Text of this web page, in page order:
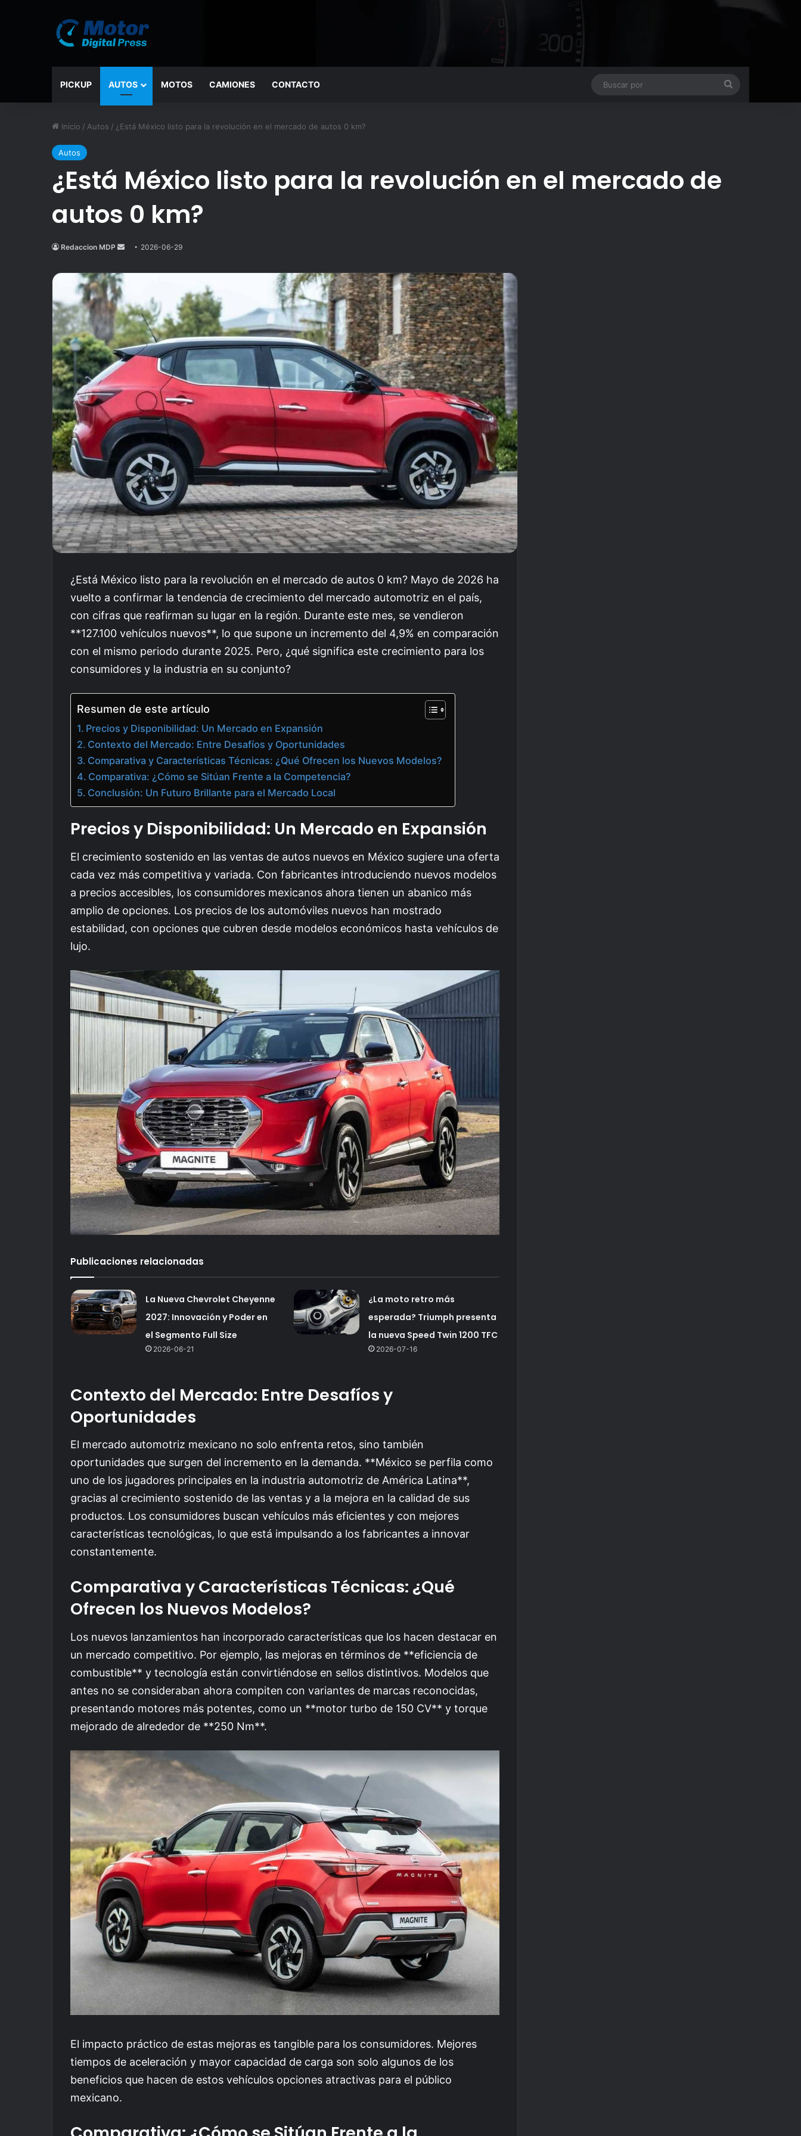
PICKUP AUTOS MOTOS CAMIONES CONTACTO
Inicio / Autos / ¿Está México listo para la revolución en el mercado de autos 0 km?
Autos
¿Está México listo para la revolución en el mercado de
autos 0 km?
Redaccion MDP
Send
email
2026-06-29
¿Está México listo para la revolución en el mercado de autos 0 km? Mayo de 2026 ha
vuelto a confirmar la tendencia de crecimiento del mercado automotriz en el país,
con cifras que reafirman su lugar en la región. Durante este mes, se vendieron
**127.100 vehículos nuevos**, lo que supone un incremento del 4,9% en comparación
con el mismo periodo durante 2025. Pero, ¿qué significa este crecimiento para los
consumidores y la industria en su conjunto?
Resumen de este artículo
Precios y Disponibilidad: Un Mercado en Expansión
Contexto del Mercado: Entre Desafíos y Oportunidades
Comparativa y Características Técnicas: ¿Qué Ofrecen los Nuevos Modelos?
Comparativa: ¿Cómo se Sitúan Frente a la Competencia?
Conclusión: Un Futuro Brillante para el Mercado Local
Precios y Disponibilidad: Un Mercado en Expansión
El crecimiento sostenido en las ventas de autos nuevos en México sugiere una oferta
cada vez más competitiva y variada. Con fabricantes introduciendo nuevos modelos
a precios accesibles, los consumidores mexicanos ahora tienen un abanico más
amplio de opciones. Los precios de los automóviles nuevos han mostrado
estabilidad, con opciones que cubren desde modelos económicos hasta vehículos de
lujo.
Publicaciones relacionadas
La Nueva Chevrolet Cheyenne
2027: Innovación y Poder en
el Segmento Full Size
2026-06-21
¿La moto retro más
esperada? Triumph presenta
la nueva Speed Twin 1200 TFC
2026-07-16
Contexto del Mercado: Entre Desafíos y
Oportunidades
El mercado automotriz mexicano no solo enfrenta retos, sino también
oportunidades que surgen del incremento en la demanda. **México se perfila como
uno de los jugadores principales en la industria automotriz de América Latina**,
gracias al crecimiento sostenido de las ventas y a la mejora en la calidad de sus
productos. Los consumidores buscan vehículos más eficientes y con mejores
características tecnológicas, lo que está impulsando a los fabricantes a innovar
constantemente.
Comparativa y Características Técnicas: ¿Qué
Ofrecen los Nuevos Modelos?
Los nuevos lanzamientos han incorporado características que los hacen destacar en
un mercado competitivo. Por ejemplo, las mejoras en términos de **eficiencia de
combustible** y tecnología están convirtiéndose en sellos distintivos. Modelos que
antes no se consideraban ahora compiten con variantes de marcas reconocidas,
presentando motores más potentes, como un **motor turbo de 150 CV** y torque
mejorado de alrededor de **250 Nm**.
El impacto práctico de estas mejoras es tangible para los consumidores. Mejores
tiempos de aceleración y mayor capacidad de carga son solo algunos de los
beneficios que hacen de estos vehículos opciones atractivas para el público
mexicano.